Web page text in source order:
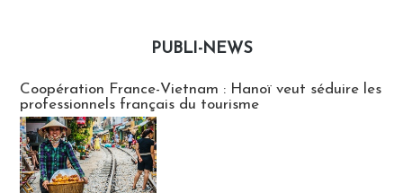
PUBLI-NEWS
Coopération France-Vietnam : Hanoï veut séduire les
professionnels français du tourisme